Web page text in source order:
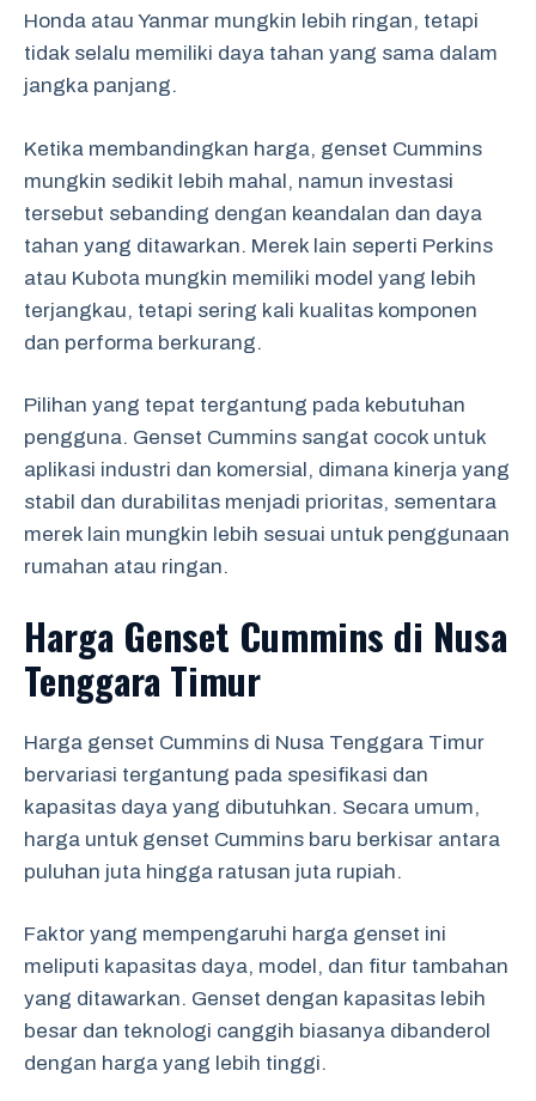
Honda atau Yanmar mungkin lebih ringan, tetapi
tidak selalu memiliki daya tahan yang sama dalam
jangka panjang.
Ketika membandingkan harga, genset Cummins
mungkin sedikit lebih mahal, namun investasi
tersebut sebanding dengan keandalan dan daya
tahan yang ditawarkan. Merek lain seperti Perkins
atau Kubota mungkin memiliki model yang lebih
terjangkau, tetapi sering kali kualitas komponen
dan performa berkurang.
Pilihan yang tepat tergantung pada kebutuhan
pengguna. Genset Cummins sangat cocok untuk
aplikasi industri dan komersial, dimana kinerja yang
stabil dan durabilitas menjadi prioritas, sementara
merek lain mungkin lebih sesuai untuk penggunaan
rumahan atau ringan.
Harga Genset Cummins di Nusa
Tenggara Timur
Harga genset Cummins di Nusa Tenggara Timur
bervariasi tergantung pada spesifikasi dan
kapasitas daya yang dibutuhkan. Secara umum,
harga untuk genset Cummins baru berkisar antara
puluhan juta hingga ratusan juta rupiah.
Faktor yang mempengaruhi harga genset ini
meliputi kapasitas daya, model, dan fitur tambahan
yang ditawarkan. Genset dengan kapasitas lebih
besar dan teknologi canggih biasanya dibanderol
dengan harga yang lebih tinggi.